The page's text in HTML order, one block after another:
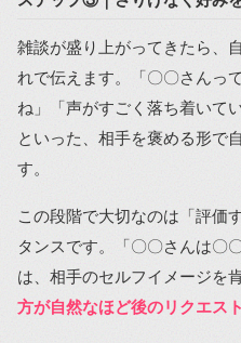
雑談が盛り上がってきたら、
れで伝えます。「〇〇さんっ
ね」「声がすごく落ち着いて
といった、相手を褒める形で
す。
この段階で大切なのは「評価
タンスです。「〇〇さんは〇
は、相手のセルフイメージを
方が自然なほど後のリクエス